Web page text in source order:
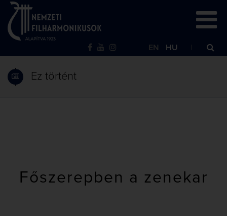
EN HU
Ez történt
Főszerepben a zenekar